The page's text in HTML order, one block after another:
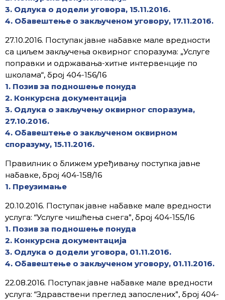
3. Одлука о додели уговора, 15.11.2016.
4. Обавештење о закљученом уговору, 17.11.2016.
27.10.2016. Поступак јавне набавке мале вредности
са циљем закључења оквирног споразума: „Услуге
поправки и одржавања-хитне интервенције по
школама“, број 404-156/16
1. Позив за подношење понуда
2. Конкурсна документација
3. Одлука о закључењу оквирног споразума,
27.10.2016.
4. Обавештење о закљученом оквирном
споразуму, 15.11.2016.
Правилник о ближем уређивању поступка јавне
набавке, број 404-158/16
1. Преузимање
20.10.2016. Поступак јавне набавке мале вредности
услуга: “Услуге чишћења снега”, број 404-155/16
1. Позив за подношење понуда
2. Конкурсна документација
3. Одлука о додели уговора, 01.11.2016.
4. Обавештење о закљученом уговору, 01.11.2016.
22.08.2016. Поступак јавне набавке мале вредности
услуга: “Здравствени преглед запослених”, број 404-